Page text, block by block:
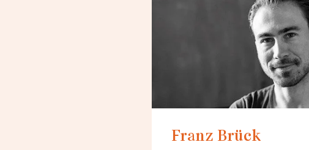
Loading...
Franz Brück